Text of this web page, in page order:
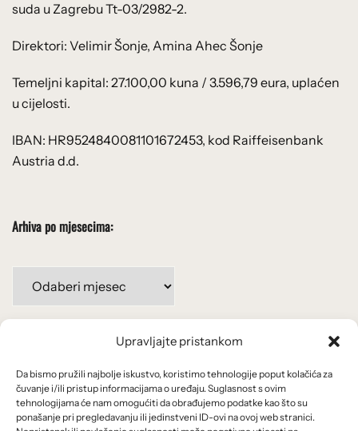
Upravljajte pristankom
Da bismo pružili najbolje iskustvo, koristimo tehnologije poput kolačića za
čuvanje i/ili pristup informacijama o uređaju. Suglasnost s ovim
tehnologijama će nam omogućiti da obrađujemo podatke kao što su
ponašanje pri pregledavanju ili jedinstveni ID-ovi na ovoj web stranici.
suda u Zagrebu Tt-03/2982-2.
Direktori: Velimir Šonje, Amina Ahec Šonje
Temeljni kapital: 27.100,00 kuna / 3.596,79 eura, uplaćen
u cijelosti.
IBAN: HR9524840081101672453, kod Raiffeisenbank
Austria d.d.
Arhiva po mjesecima:
mjesecima:
Uvjeti korištenja
Politika privatnosti